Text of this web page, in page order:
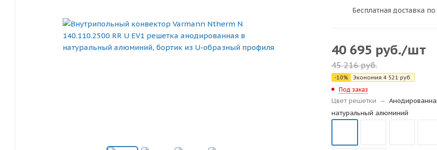
Бесплатная доставка
40 695 руб./шт
45 216руб.
-10% Экономия 4 521 руб.
Под заказ
Цвет решетки —
натуральный алюминий